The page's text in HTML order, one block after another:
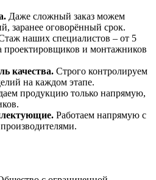
Даже сложный заказ можем
заранее оговорённый срок.
наших специалистов – от 5
проектировщиков и монтажников
качества. Строго контролируем
на каждом этапе.
продукцию только напрямую,
Работаем напрямую с